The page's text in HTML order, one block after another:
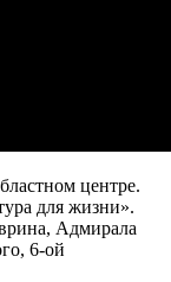
центре.
для жизни».
Адмирала
6-ой